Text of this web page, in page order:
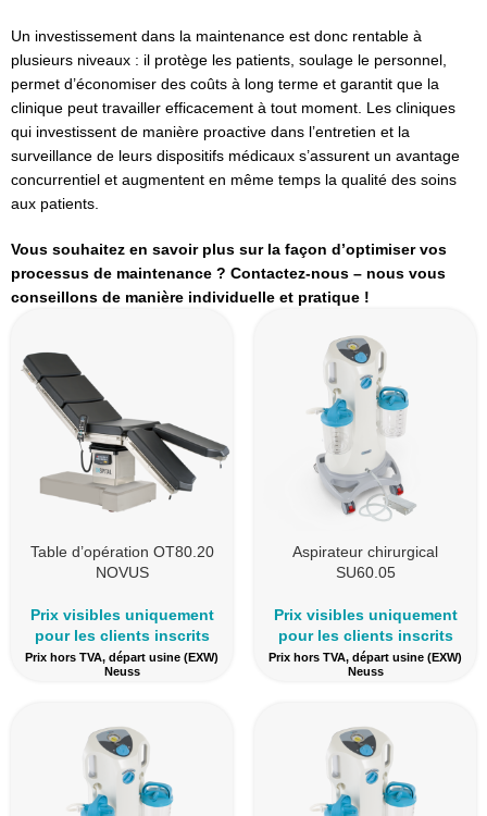
Un investissement dans la maintenance est donc rentable à
plusieurs niveaux : il protège les patients, soulage le personnel,
permet d’économiser des coûts à long terme et garantit que la
clinique peut travailler efficacement à tout moment. Les cliniques
qui investissent de manière proactive dans l’entretien et la
surveillance de leurs dispositifs médicaux s’assurent un avantage
concurrentiel et augmentent en même temps la qualité des soins
aux patients.
Vous souhaitez en savoir plus sur la façon d’optimiser vos
processus de maintenance ? Contactez-nous – nous vous
conseillons de manière individuelle et pratique !
Table d’opération OT80.20
NOVUS
Prix visibles uniquement
pour les clients inscrits
Prix hors TVA, départ usine (EXW)
Neuss
Aspirateur chirurgical
SU60.05
Prix visibles uniquement
pour les clients inscrits
Prix hors TVA, départ usine (EXW)
Neuss